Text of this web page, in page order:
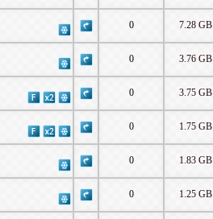
0 7.28 GB
0 3.76 GB
0 3.75 GB
0 1.75 GB
0 1.83 GB
0 1.25 GB